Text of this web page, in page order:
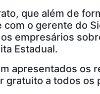
que além de
o gerente do
empresários
Estadual.
apresentados os
gratuito a todos os